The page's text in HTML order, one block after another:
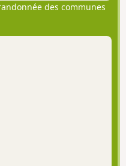
des communes